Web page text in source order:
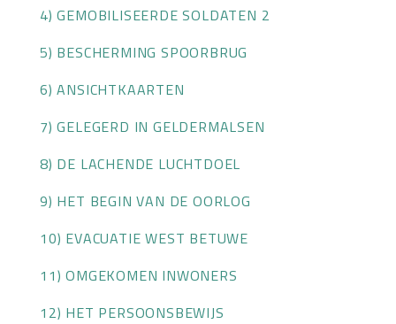
LID WORDEN
CONTACT
4) GEMOBILISEERDE SOLDATEN 2
5) BESCHERMING SPOORBRUG
6) ANSICHTKAARTEN
7) GELEGERD IN GELDERMALSEN
8) DE LACHENDE LUCHTDOEL
9) HET BEGIN VAN DE OORLOG
10) EVACUATIE WEST BETUWE
11) OMGEKOMEN INWONERS
12) HET PERSOONSBEWIJS